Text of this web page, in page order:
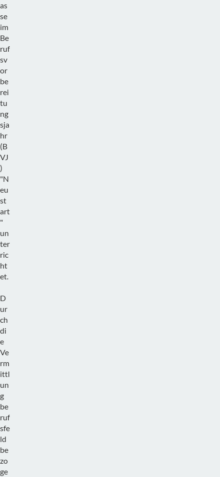
as
se
im
Be
ruf
sv
or
be
rei
tu
ng
sja
hr
(B
VJ
)
"N
eu
st
art
"
un
ter
ric
ht
et.
D
ur
ch
di
e
Ve
rm
ittl
un
g
be
ruf
sfe
ld
be
zo
ge